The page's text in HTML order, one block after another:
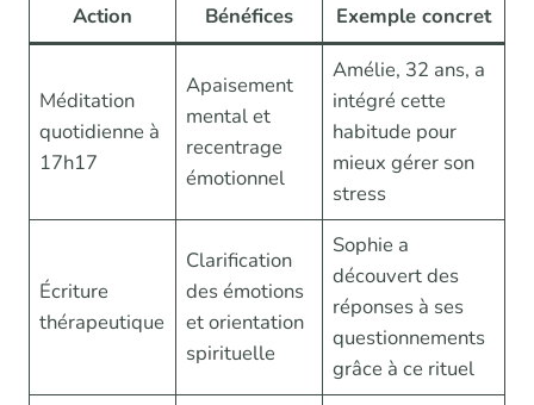
Action Bénéfices Exemple concret
Méditation
quotidienne à
17h17
Apaisement
mental et
recentrage
émotionnel
Amélie, 32 ans, a
intégré cette
habitude pour
mieux gérer son
stress
Écriture
thérapeutique
Clarification
des émotions
et orientation
spirituelle
Sophie a
découvert des
réponses à ses
questionnements
grâce à ce rituel